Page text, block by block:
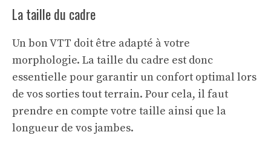
La taille du cadre
Un bon VTT doit être adapté à votre
morphologie. La taille du cadre est donc
essentielle pour garantir un confort optimal lors
de vos sorties tout terrain. Pour cela, il faut
prendre en compte votre taille ainsi que la
longueur de vos jambes.